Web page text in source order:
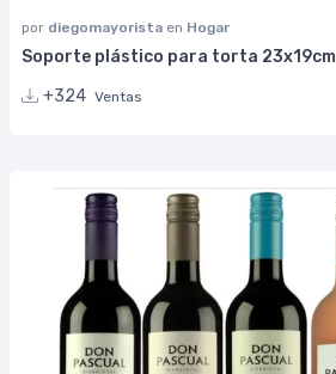
por diegomayorista en Hogar
Soporte plástico para torta 23x19cm
+324 Ventas